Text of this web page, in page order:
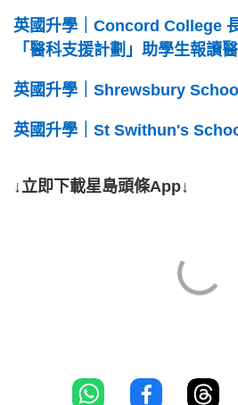
英國升學｜Concord College
「醫科支援計劃」助學生報讀
英國升學｜Shrewsbury
英國升學｜St Swithun's
↓立即下載星島頭條App↓